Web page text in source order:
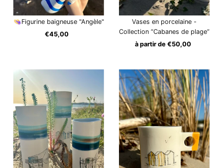
👒Figurine baigneuse "Angèle"
Prix
€45,00
Vases en porcelaine -
Collection “Cabanes de plage”
Prix
à partir de €50,00